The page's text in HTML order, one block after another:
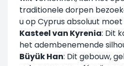
traditionele dorpen
u op Cyprus absoluut
Kasteel van Kyrenia: Dit
het adembenemende
Büyük Han: Dit gebouw,